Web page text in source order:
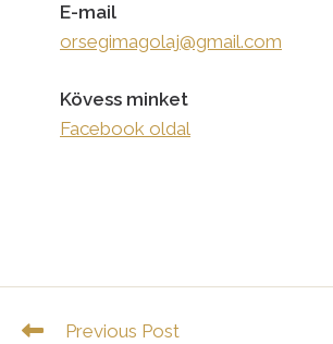
E-mail
orsegimagolaj@gmail.com
Kövess minket
Facebook oldal
Read
Previous Post